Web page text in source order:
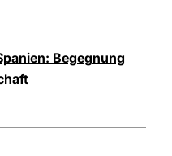
Begegnung